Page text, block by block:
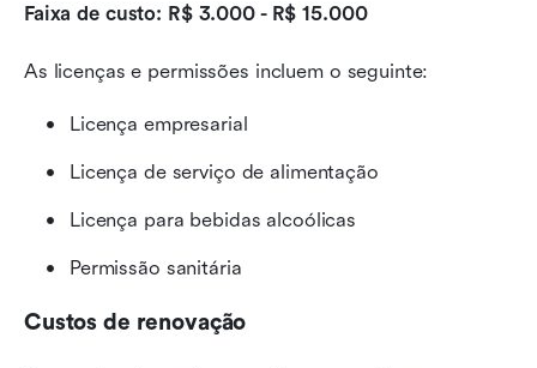
Faixa de custo: R$ 3.000 - R$ 15.000
As licenças e permissões incluem o seguinte:
Licença empresarial
Licença de serviço de alimentação
Licença para bebidas alcoólicas
Permissão sanitária
Custos de renovação